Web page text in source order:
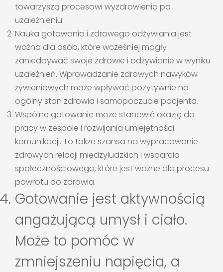
towarzyszą procesowi wyzdrowienia po
uzależnieniu.
Nauka gotowania i zdrowego odżywiania jest
ważna dla osób, które wcześniej mogły
zaniedbywać swoje zdrowie i odżywianie w wyniku
uzależnień. Wprowadzanie zdrowych nawyków
żywieniowych może wpływać pozytywnie na
ogólny stan zdrowia i samopoczucie pacjenta.
Wspólne gotowanie może stanowić okazję do
pracy w zespole i rozwijania umiejętności
komunikacji. To także szansa na wypracowanie
zdrowych relacji międzyludzkich i wsparcia
społecznościowego, które jest ważne dla procesu
powrotu do zdrowia.
Gotowanie jest aktywnością
angażującą umysł i ciało.
Może to pomóc w
zmniejszeniu napięcia, a